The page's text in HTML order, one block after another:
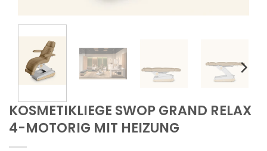
KOSMETIKLIEGE SWOP GRAND RELAX
4-MOTORIG MIT HEIZUNG